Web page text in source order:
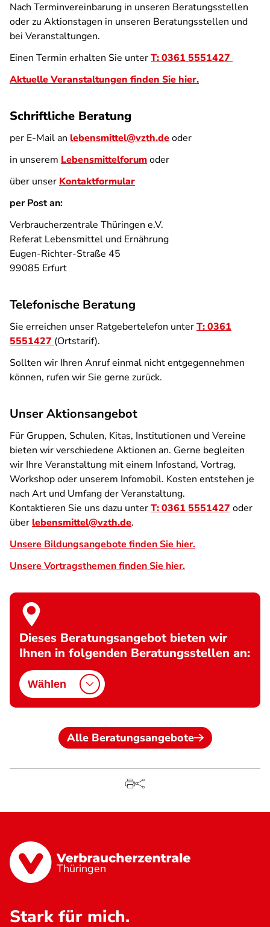
Nach Terminvereinbarung in unseren Beratungsstellen
oder zu Aktionstagen in unseren Beratungsstellen und
bei Veranstaltungen.
Einen Termin erhalten Sie unterT: 0361 5551427
Aktuelle Veranstaltungen finden Sie hier.
Schriftliche Beratung
per E-Mail an lebensmittel@vzth.deoder
in unserem Lebensmittelforumoder
über unser Kontaktformular
per Post an:
Verbraucherzentrale Thüringen e.V.
Referat Lebensmittel und Ernährung
Eugen-Richter-Straße 45
99085 Erfurt
Telefonische Beratung
Sie erreichen unser Ratgebertelefon unterT: 0361
5551427 (Ortstarif).
Sollten wir Ihren Anruf einmal nicht entgegennehmen
können, rufen wir Sie gerne zurück.
Unser Aktionsangebot
Für Gruppen, Schulen, Kitas, Institutionen und Vereine
bieten wir verschiedene Aktionen an. Gerne begleiten
wir Ihre Veranstaltung mit einem Infostand, Vortrag,
Workshop oder unserem Infomobil. Kosten entstehen je
nach Art und Umfang der Veranstaltung.
Kontaktieren Sie uns dazu unterT: 0361 5551427 oder
über lebensmittel@vzth.de.
Unsere Bildungsangebote finden Sie hier.
Unsere Vortragsthemen finden Sie hier.
Dieses Beratungsangebot bieten wir
Ihnen in folgenden Beratungsstellen an:
Wählen
Alle Beratungsangebote
Thüringen
Stark für mich.